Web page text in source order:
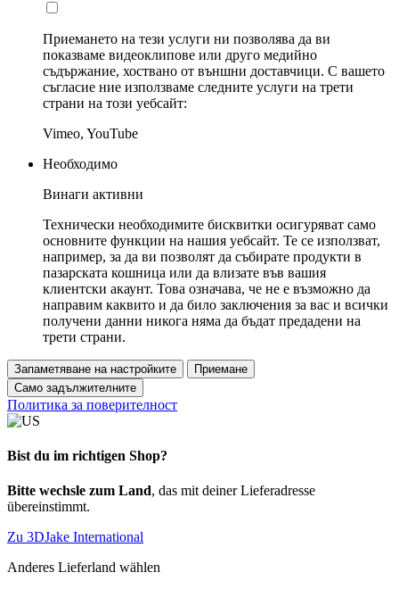
Приемането на тези услуги ни позволява да ви
показваме видеоклипове или друго медийно
съдържание, хоствано от външни доставчици. С вашето
съгласие ние използваме следните услуги на трети
страни на този уебсайт:
Vimeo, YouTube
Необходимо
Винаги активни
Технически необходимите бисквитки осигуряват само
основните функции на нашия уебсайт. Те се използват,
например, за да ви позволят да събирате продукти в
пазарската кошница или да влизате във вашия
клиентски акаунт. Това означава, че не е възможно да
направим каквито и да било заключения за вас и всички
получени данни никога няма да бъдат предадени на
трети страни.
Запаметяване на настройките
Приемане
Само задължителните
Политика за поверителност
Bist du im richtigen Shop?
Bitte wechsle zum Land, das mit deiner Lieferadresse
übereinstimmt.
Zu 3DJake International
Anderes Lieferland wählen